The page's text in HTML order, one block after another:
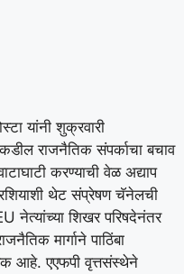
यांनी शुक्रवारी
राजनैतिक संपर्काचा बचाव
करण्याची वेळ अद्याप
थेट संप्रेषण चॅनेलची
नेत्यांच्या शिखर परिषदेनंतर
मार्गाने पाठिंबा
आहे. एएफपी वृत्तसंस्थेने